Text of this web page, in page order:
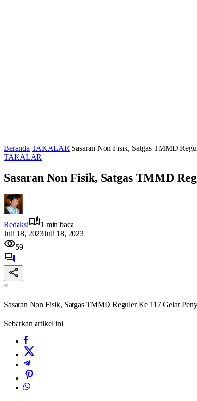
Beranda TAKALAR Sasaran Non Fisik, Satgas TMMD
TAKALAR
Sasaran Non Fisik, Satgas TMMD
Redaksi
1 min baca
Juli 18, 2023Juli 18, 2023
59
×
Sasaran Non Fisik, Satgas TMMD Reguler Ke 117 Gelar
Sebarkan artikel ini